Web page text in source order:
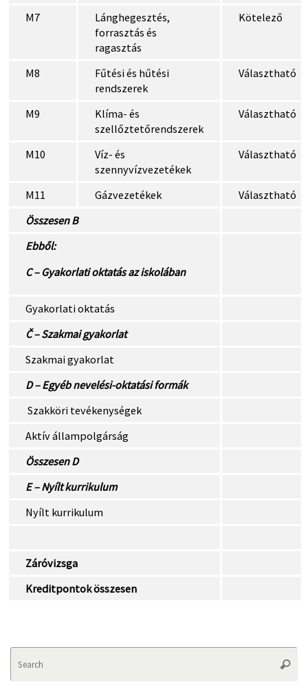
M7
Lánghegesztés,
forrasztás és
ragasztás
Kötelező
M8
Fűtési és hűtési
rendszerek
Választható
M9
Klíma- és
szellőztetőrendszerek
Választható
M10
Víz- és
szennyvízvezetékek
Választható
M11 Gázvezetékek
Választható
Összesen B
Ebből:
C – Gyakorlati oktatás az iskolában
Gyakorlati oktatás
Č – Szakmai gyakorlat
Szakmai gyakorlat
D – Egyéb nevelési-oktatási formák
Szakköri tevékenységek
Aktív állampolgárság
Összesen D
E – Nyílt kurrikulum
Nyílt kurrikulum
Záróvizsga
Kreditpontok összesen